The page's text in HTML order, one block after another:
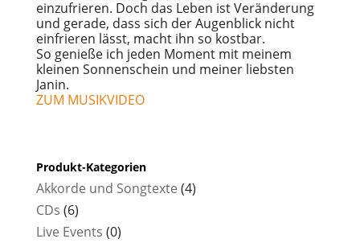
einzufrieren. Doch das Leben ist Veränderung
und gerade, dass sich der Augenblick nicht
einfrieren lässt, macht ihn so kostbar.
So genieße ich jeden Moment mit meinem
kleinen Sonnenschein und meiner liebsten
Janin.
ZUM MUSIKVIDEO
Produkt-Kategorien
Akkorde und Songtexte (4)
CDs (6)
Live Events (0)